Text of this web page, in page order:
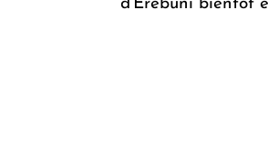
d'Erebuni bientôt